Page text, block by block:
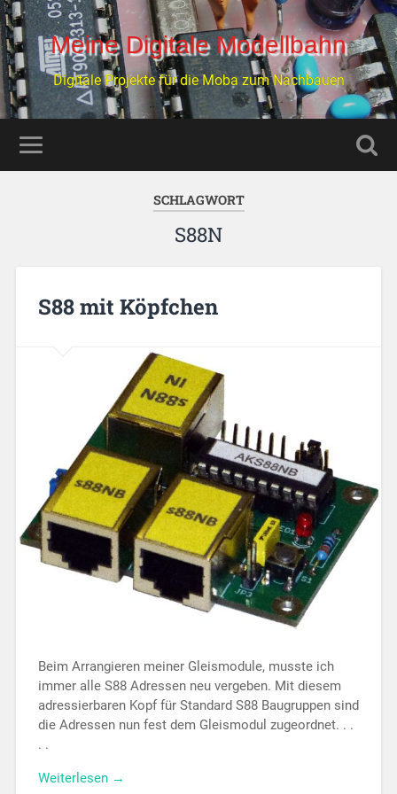
Meine Digitale Modellbahn
Digitale Projekte für die Moba zum Nachbauen
SCHLAGWORT
S88N
S88 mit Köpfchen
Beim Arrangieren meiner Gleismodule, muss­te ich
immer alle S88 Adressen neu vergeben. Mit diesem
adressierbaren Kopf für Standard S88 Baugruppen sind
die Adressen nun fest dem Gleis­modul zugeordnet. . .
. .
Weiterlesen →